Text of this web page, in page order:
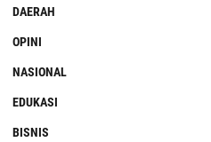
DAERAH
OPINI
NASIONAL
EDUKASI
BISNIS